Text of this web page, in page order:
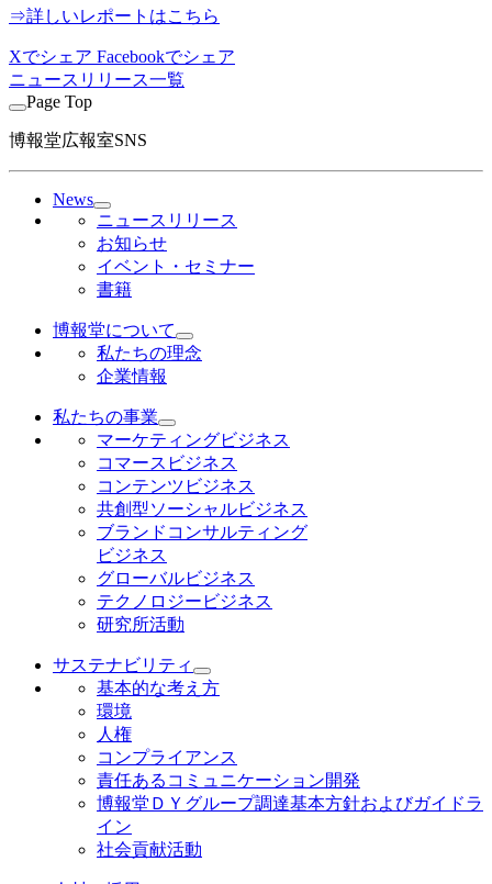
⇒詳しいレポートはこちら
Xでシェア Facebookでシェア
ニュースリリース一覧
Page Top
博報堂広報室SNS
News
ニュースリリース
お知らせ
イベント・セミナー
書籍
博報堂について
私たちの理念
企業情報
私たちの事業
マーケティングビジネス
コマースビジネス
コンテンツビジネス
共創型ソーシャルビジネス
ブランドコンサルティング
ビジネス
グローバルビジネス
テクノロジービジネス
研究所活動
サステナビリティ
基本的な考え方
環境
人権
コンプライアンス
責任あるコミュニケーション開発
博報堂ＤＹグループ調達基本方針およびガイドラ
イン
社会貢献活動